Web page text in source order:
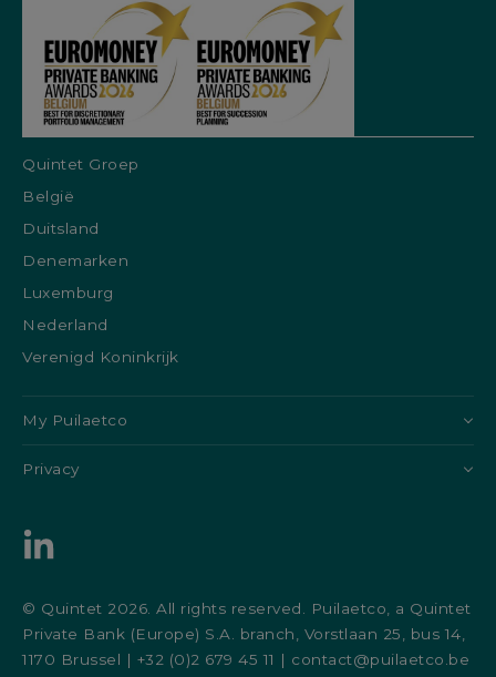
Quintet Groep
België
Duitsland
Denemarken
Luxemburg
Nederland
Verenigd Koninkrijk
My Puilaetco
Privacy
© Quintet 2026. All rights reserved. Puilaetco, a Quintet
Private Bank (Europe) S.A. branch, Vorstlaan 25, bus 14,
1170 Brussel | +32 (0)2 679 45 11 | contact@puilaetco.be